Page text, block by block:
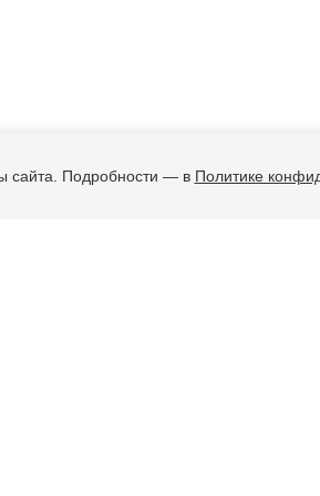
сайта. Подробности — в Политике